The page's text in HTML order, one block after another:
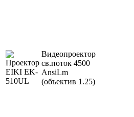
Видеопроектор
св.поток 4500
AnsiLm
(объектив 1.25)